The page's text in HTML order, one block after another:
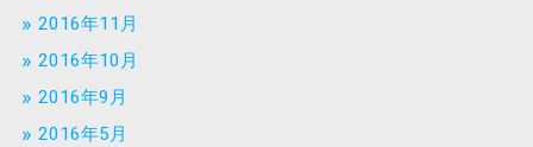
2016年11月
2016年10月
2016年9月
2016年5月